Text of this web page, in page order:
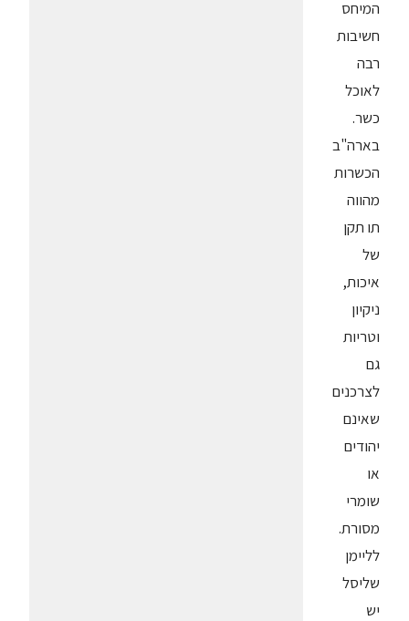
המיחס
חשיבות
רבה
לאוכל
כשר.
בארה"ב
הכשרות
מהווה
תו תקן
של
איכות,
ניקיון
וטריות
גם
לצרכנים
שאינם
יהודים
או
שומרי
מסורת.
לליימן
שליסל
יש